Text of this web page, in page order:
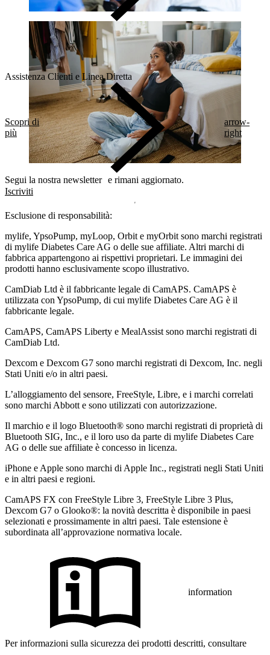
Assistenza Clienti e Linea Diretta
Scopri di
più
arrow-
right
Segui la nostra newsletter e rimani aggiornato.
Iscriviti
Esclusione di responsabilità:
mylife, YpsoPump, myLoop, Orbit e myOrbit sono marchi registrati
di mylife Diabetes Care AG o delle sue affiliate. Altri marchi di
fabbrica appartengono ai rispettivi proprietari. Le immagini dei
prodotti hanno esclusivamente scopo illustrativo.
CamDiab Ltd è il fabbricante legale di CamAPS. CamAPS è
utilizzata con YpsoPump, di cui mylife Diabetes Care AG è il
fabbricante legale.
CamAPS, CamAPS Liberty e MealAssist sono marchi registrati di
CamDiab Ltd.
Dexcom e Dexcom G7 sono marchi registrati di Dexcom, Inc. negli
Stati Uniti e/o in altri paesi.
L’alloggiamento del sensore, FreeStyle, Libre, e i marchi correlati
sono marchi Abbott e sono utilizzati con autorizzazione.
Il marchio e il logo Bluetooth® sono marchi registrati di proprietà di
Bluetooth SIG, Inc., e il loro uso da parte di mylife Diabetes Care
AG o delle sue affiliate è concesso in licenza.
iPhone e Apple sono marchi di Apple Inc., registrati negli Stati Uniti
e in altri paesi e regioni.
CamAPS FX con FreeStyle Libre 3, FreeStyle Libre 3 Plus,
Dexcom G7 o Glooko®: la novità descritta è disponibile in paesi
selezionati e prossimamente in altri paesi. Tale estensione è
subordinata all’approvazione normativa locale.
information
Per informazioni sulla sicurezza dei prodotti descritti, consultare